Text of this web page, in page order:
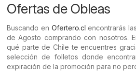
Ofertas de Obleas
Buscando en Ofertero.cl encontrarás
de Agosto comprando con nosotros.
qué parte de Chile te encuentres
selección de folletos donde
expiración de la promoción para no